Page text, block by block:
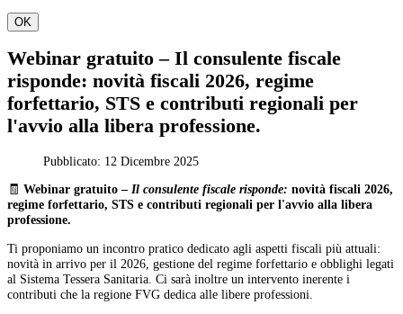
OK
Webinar gratuito – Il consulente fiscale
risponde: novità fiscali 2026, regime
forfettario, STS e contributi regionali per
l'avvio alla libera professione.
Pubblicato: 12 Dicembre 2025
🧾 Webinar gratuito – Il consulente fiscale risponde: novità fiscali 2026,
regime forfettario, STS e contributi regionali per l'avvio alla libera
professione.
Ti proponiamo un incontro pratico dedicato agli aspetti fiscali più attuali:
novità in arrivo per il 2026, gestione del regime forfettario e obblighi legati
al Sistema Tessera Sanitaria. Ci sarà inoltre un intervento inerente i
contributi che la regione FVG dedica alle libere professioni.